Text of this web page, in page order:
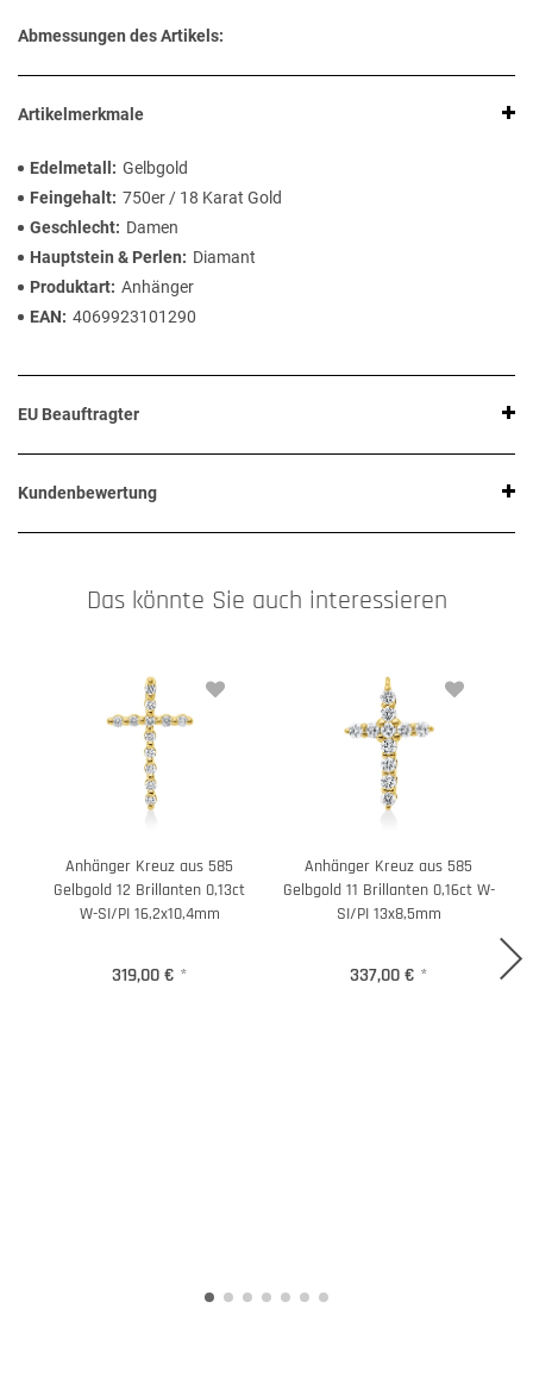
Abmessungen des Artikels:
Artikelmerkmale
Edelmetall
Gelbgold
Feingehalt 750er / 18 Karat Gold
Geschlecht
Damen
Hauptstein & Perlen
Diamant
Produktart Anhänger
EAN
4069923101290
EU Beauftragter
Kundenbewertung
Das könnte Sie auch interessieren
Anhänger Kreuz aus 585
Gelbgold 12 Brillanten 0,13ct
W-SI/PI 16,2x10,4mm
319,00 € *
Anhänger Kreuz aus 585
Gelbgold 11 Brillanten 0,16ct W-
SI/PI 13x8,5mm
337,00 € *